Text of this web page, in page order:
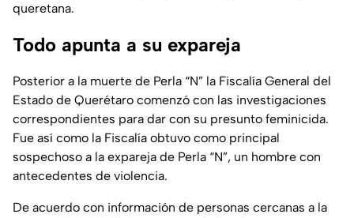
queretana.
Todo apunta a su expareja
Posterior a la muerte de Perla “N” la Fiscalía General del
Estado de Querétaro comenzó con las investigaciones
correspondientes para dar con su presunto feminicida.
Fue así como la Fiscalía obtuvo como principal
sospechoso a la expareja de Perla “N”, un hombre con
antecedentes de violencia.
De acuerdo con información de personas cercanas a la